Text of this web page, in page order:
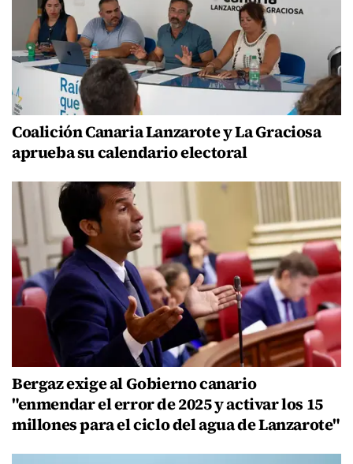
Coalición Canaria Lanzarote y La Graciosa
aprueba su calendario electoral
Bergaz exige al Gobierno canario
"enmendar el error de 2025 y activar los 15
millones para el ciclo del agua de Lanzarote"